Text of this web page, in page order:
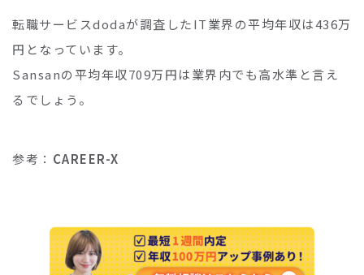
転職サービスdodaが調査したIT業界の平均年収は436万
円となっています。
Sansanの平均年収709万円は業界内でも高水準と言え
るでしょう。
参考： CAREER-X